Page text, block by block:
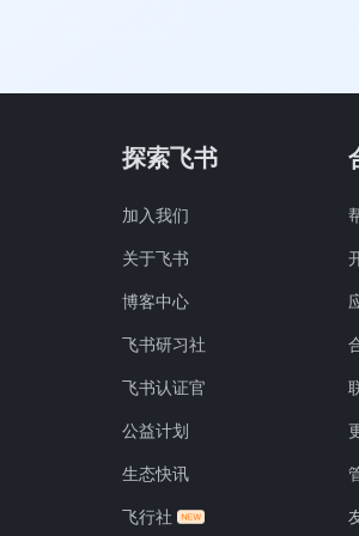
探索飞书
加入我们
关于飞书
博客中心
飞书研习社
飞书认证官
公益计划
生态快讯
飞行社